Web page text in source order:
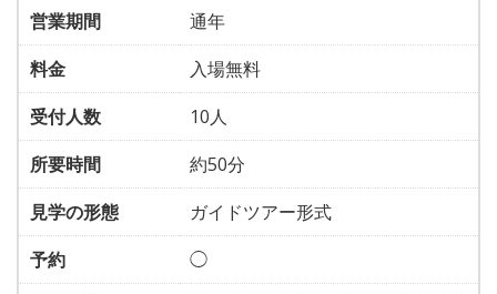
営業期間
通年
料金
入場無料
受付人数
10人
所要時間
約50分
見学の形態
ガイドツアー形式
予約
◯